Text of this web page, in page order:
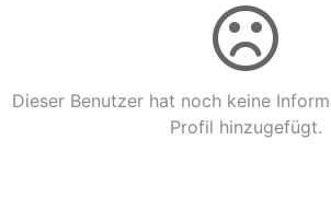
Dieser Benutzer hat noch keine
Profil hinzugefügt.